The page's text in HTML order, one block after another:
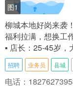
图1
柳城本地好岗来袭
福利拉满，想换工
▪️ 店长：25-45岁
招聘 业务员 县城
电话：